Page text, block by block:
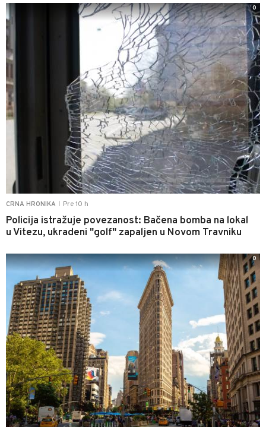
CRNA HRONIKA Pre 10 h
Policija istražuje povezanost: Bačena bomba na lokal
u Vitezu, ukradeni "golf" zapaljen u Novom Travniku
0
0